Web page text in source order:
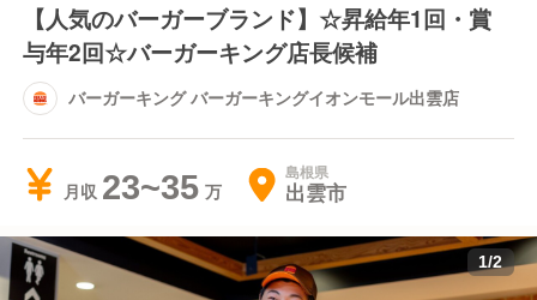
【人気のバーガーブランド】☆昇給年1回・賞
与年2回☆バーガーキング店長候補
バーガーキング バーガーキングイオンモール出雲店
月収 23~35 島根県
出雲市
1/2